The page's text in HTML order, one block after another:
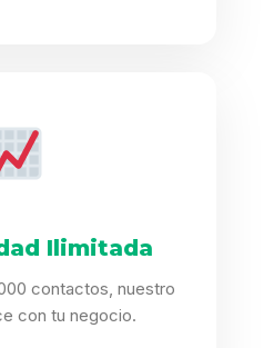
Ilimitada
contactos, nuestro
con tu negocio.